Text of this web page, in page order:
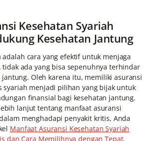
Kesehatan Syariah
Kesehatan Jantung
cara yang efektif untuk menjaga
tidak ada yang bisa sepenuhnya terhindar
Oleh karena itu, memiliki asuransi
syariah menjadi pilihan yang bijak untuk
finansial bagi kesehatan jantung.
lanjut tentang manfaat asuransi
menghadapi penyakit kritis, Anda
Manfaat Asuransi Kesehatan Syariah
dan Cara Memilihnya dengan Tepat.